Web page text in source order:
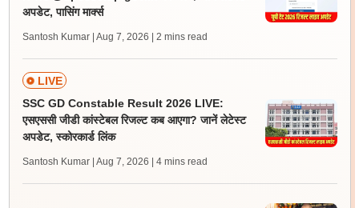
अपडेट, पासिंग मार्क्स
Santosh Kumar | Aug 7, 2026 | 2 mins read
LIVE
SSC GD Constable Result 2026 LIVE:
एसएससी जीडी कांस्टेबल रिजल्ट कब आएगा? जानें लेटेस्ट
अपडेट, स्कोरकार्ड लिंक
Santosh Kumar | Aug 7, 2026 | 4 mins read